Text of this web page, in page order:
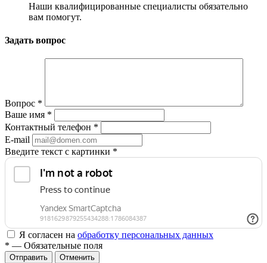
Наши квалифицированные специалисты обязательно
вам помогут.
Задать вопрос
Вопрос *
Ваше имя *
Контактный телефон *
E-mail
Введите текст с картинки *
Я согласен на обработку персональных данных
* — Обязательные поля
Отменить